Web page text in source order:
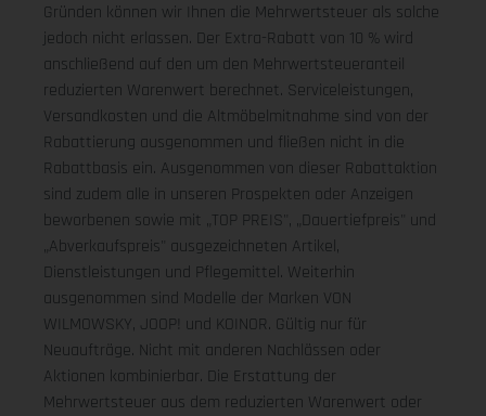
Gründen können wir Ihnen die Mehrwertsteuer als solche
jedoch nicht erlassen. Der Extra-Rabatt von 10 % wird
anschließend auf den um den Mehrwertsteueranteil
reduzierten Warenwert berechnet. Serviceleistungen,
Versandkosten und die Altmöbelmitnahme sind von der
Rabattierung ausgenommen und fließen nicht in die
Rabattbasis ein. Ausgenommen von dieser Rabattaktion
sind zudem alle in unseren Prospekten oder Anzeigen
beworbenen sowie mit „TOP PREIS", „Dauertiefpreis" und
„Abverkaufspreis" ausgezeichneten Artikel,
Dienstleistungen und Pflegemittel. Weiterhin
ausgenommen sind Modelle der Marken VON
WILMOWSKY, JOOP! und KOINOR. Gültig nur für
Neuaufträge. Nicht mit anderen Nachlässen oder
Aktionen kombinierbar. Die Erstattung der
Mehrwertsteuer aus dem reduzierten Warenwert oder